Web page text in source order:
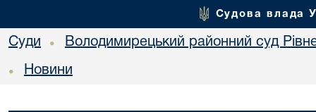
Судова влада
Суди • Володимирецький районний суд
• Новини